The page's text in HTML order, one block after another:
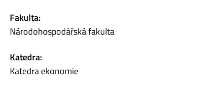
Fakulta:
Národohospodářská fakulta
Katedra:
Katedra ekonomie